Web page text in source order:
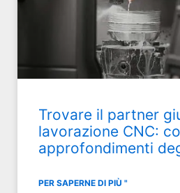
Trovare il partner
lavorazione CNC:
approfondimenti
PER SAPERNE DI PIÙ "